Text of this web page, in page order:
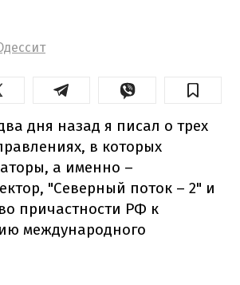
дня назад я писал о трех
в которых
а именно –
"Северный поток – 2" и
причастности РФ к
международного